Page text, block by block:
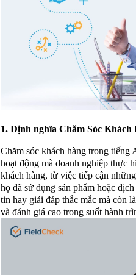
1. Định nghĩa Chăm Sóc Khách
Chăm sóc khách hàng trong tiếng
hoạt động mà doanh nghiệp thực
khách hàng, từ việc tiếp cận
họ đã sử dụng sản phẩm hoặc
tin hay giải đáp thắc mắc mà còn
và đánh giá cao trong suốt hành